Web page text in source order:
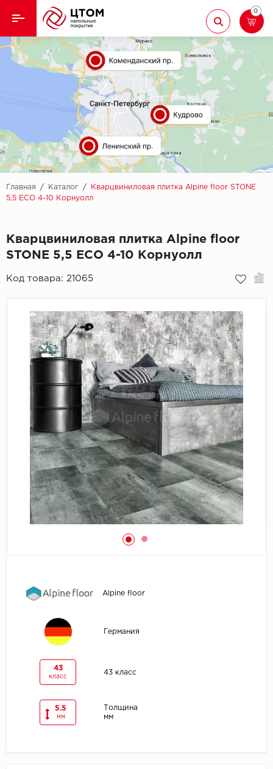
Назад
Кварцвиниловая плитка
Назад
Aberhof
Adelar
Alfa
AllureFloor
Alpine floor
Arbiton
Bonkeel
Classen
CorkArt Vinyl
CronaFloor
Damy Floor
Decoria
Dolce Flooring
ECO Parquet
Ламинат
Ковролин
Линолеум
Паркет
Плинтус
0
Главная / Каталог /
Кварцвиниловая плитка Alpine floor STONE
5,5 ECO 4-10 Корнуолл
Кварцвиниловая плитка Alpine floor
STONE 5,5 ECO 4-10 Корнуолл
Код товара: 21065
Alpine floor
Германия
43
класс
43 класс
5.5
мм
Толщина
мм